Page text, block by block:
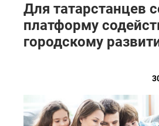
Для татарстанцев
платформу
городскому